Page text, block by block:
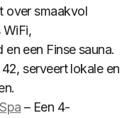
over smaakvol
WiFi,
een Finse sauna.
serveert lokale en
– Een 4-